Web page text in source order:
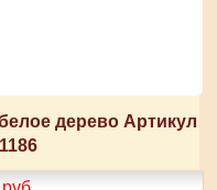
дерево Артикул